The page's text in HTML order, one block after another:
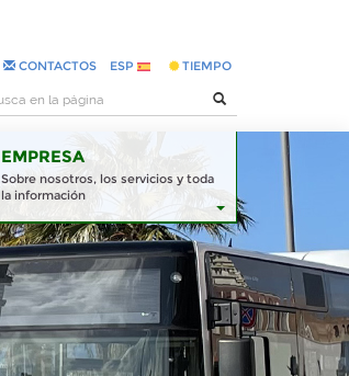
CONTACTOS ESP TIEMPO
EMPRESA
Sobre nosotros, los servicios y toda
la información